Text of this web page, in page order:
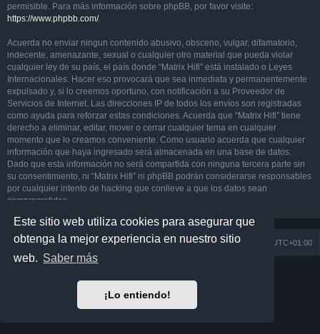
Este sitio web utiliza cookies para asegurar que
obtenga la mejor experiencia en nuestro sitio
web. Saber más
¡Lo entiendo!
permisible. Para más información sobre phpBB, por favor visite:
https://www.phpbb.com/.
Acuerda no enviar ningun contenido abusivo, obsceno, vulgar, difamatorio,
indecente, amenazante, sexual o cualquier otro material que pueda violar
cualquier ley de su país, el país donde “Matrix Hifi” está instalado o Leyes
Internacionales. Hacer eso provocará que sea inmediata y permanentemente
expulsado y, si lo creemos oportuno, con notificación a su Proveedor de
Servicios de Internet. Las direcciones IP de todos los envíos son registradas
como ayuda para reforzar estas condiciones. Acuerda que “Matrix Hifi” tiene
derecho a eliminar, editar, mover o cerrar cualquier tema en cualquier
momento que lo creamos conveniente. Como usuario acuerda que cualquier
información que haya ingresado será almacenada en una base de datos.
Dado que esta información no será compartida con ninguna tercera parte sin
su consentimiento, ni “Matrix Hifi” ni phpBB podrán considerarse responsables
por cualquier intento de hacking que conlleve a que los datos sean
comprometidos.
Índice general Todos los horarios son UTC+01:00
Matrix Edition byPlantillas
Traducción al español por
Condiciones